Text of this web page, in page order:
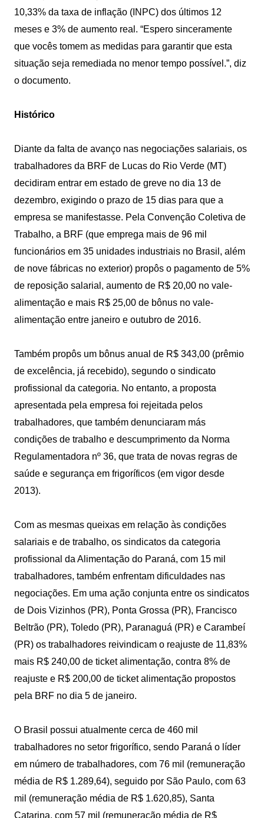
10,33% da taxa de inflação (INPC) dos últimos 12
meses e 3% de aumento real. “Espero sinceramente
que vocês tomem as medidas para garantir que esta
situação seja remediada no menor tempo possível.”, diz
o documento.
Histórico
Diante da falta de avanço nas negociações salariais, os
trabalhadores da BRF de Lucas do Rio Verde (MT)
decidiram entrar em estado de greve no dia 13 de
dezembro, exigindo o prazo de 15 dias para que a
empresa se manifestasse. Pela Convenção Coletiva de
Trabalho, a BRF (que emprega mais de 96 mil
funcionários em 35 unidades industriais no Brasil, além
de nove fábricas no exterior) propôs o pagamento de 5%
de reposição salarial, aumento de R$ 20,00 no vale-
alimentação e mais R$ 25,00 de bônus no vale-
alimentação entre janeiro e outubro de 2016.
Também propôs um bônus anual de R$ 343,00 (prêmio
de excelência, já recebido), segundo o sindicato
profissional da categoria. No entanto, a proposta
apresentada pela empresa foi rejeitada pelos
trabalhadores, que também denunciaram más
condições de trabalho e descumprimento da Norma
Regulamentadora nº 36, que trata de novas regras de
saúde e segurança em frigoríficos (em vigor desde
2013).
Com as mesmas queixas em relação às condições
salariais e de trabalho, os sindicatos da categoria
profissional da Alimentação do Paraná, com 15 mil
trabalhadores, também enfrentam dificuldades nas
negociações. Em uma ação conjunta entre os sindicatos
de Dois Vizinhos (PR), Ponta Grossa (PR), Francisco
Beltrão (PR), Toledo (PR), Paranaguá (PR) e Carambeí
(PR) os trabalhadores reivindicam o reajuste de 11,83%
mais R$ 240,00 de ticket alimentação, contra 8% de
reajuste e R$ 200,00 de ticket alimentação propostos
pela BRF no dia 5 de janeiro.
O Brasil possui atualmente cerca de 460 mil
trabalhadores no setor frigorífico, sendo Paraná o líder
em número de trabalhadores, com 76 mil (remuneração
média de R$ 1.289,64), seguido por São Paulo, com 63
mil (remuneração média de R$ 1.620,85), Santa
Catarina, com 57 mil (remuneração média de R$